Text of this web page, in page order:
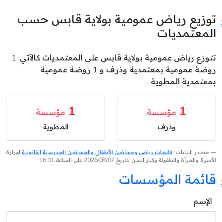
توزيع رياض عمومية بولاية قابس حسب
المعتمديات
تتوزع رياض عمومية بولاية قابس على المعتمديات كالآتي: 1
روضة عمومية بمعتمدية وذرف و 1 روضة عمومية
بمعتمدية المطوية .
1 مؤسسة
وذرف
1 مؤسسة
المطوية
مصدر البيانات: قائمات رياض ومحاضن الأطفال والمحاضن المدرسية القانونية لوزارة
الأسرة والمرأة والطفولة وكبار السن بتاريخ 2026/08/07 على الساعة 16:31
قائمة المؤسسات
الإسم